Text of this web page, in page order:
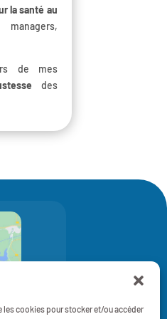
cookies pour stocker et/ou accéder
la santé au
de mes
des